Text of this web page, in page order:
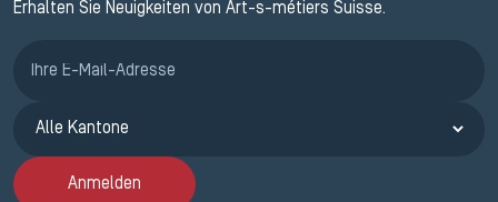
Erhalten Sie Neuigkeiten von Art-s-métiers Suisse.
Anmelden